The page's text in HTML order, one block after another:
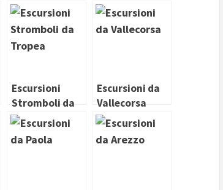
Escursioni
Stromboli da
Tropea
Escursioni da
Vallecorsa